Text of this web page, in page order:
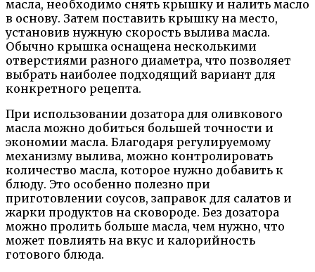
масла, необходимо снять крышку и налить масло
в основу. Затем поставить крышку на место,
установив нужную скорость вылива масла.
Обычно крышка оснащена несколькими
отверстиями разного диаметра, что позволяет
выбрать наиболее подходящий вариант для
конкретного рецепта.
При использовании дозатора для оливкового
масла можно добиться большей точности и
экономии масла. Благодаря регулируемому
механизму вылива, можно контролировать
количество масла, которое нужно добавить к
блюду. Это особенно полезно при
приготовлении соусов, заправок для салатов и
жарки продуктов на сковороде. Без дозатора
можно пролить больше масла, чем нужно, что
может повлиять на вкус и калорийность
готового блюда.